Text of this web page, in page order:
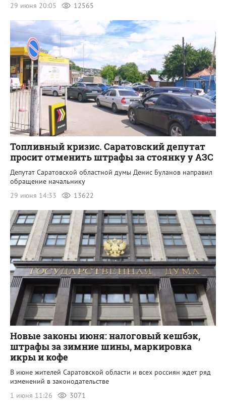
29 июня 20:05 12565
Топливный кризис. Саратовский депутат
просит отменить штрафы за стоянку у АЗС
Депутат Саратовской областной думы Денис Буланов направил
обращение начальнику
29 июня 14:33
13622
Новые законы июня: налоговый кешбэк,
штрафы за зимние шины, маркировка
икры и кофе
В июне жителей Саратовской области и всех россиян ждет ряд
изменений в законодательстве
1 июня 11:26
3071